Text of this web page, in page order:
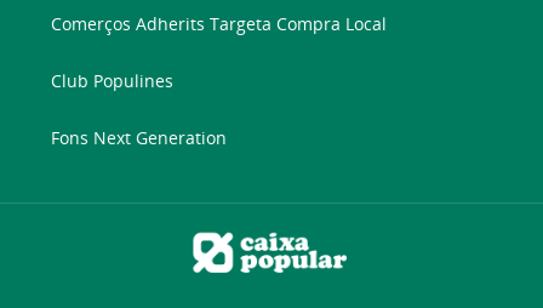
Comerços Adherits Targeta Compra Local
Club Populines
Fons Next Generation